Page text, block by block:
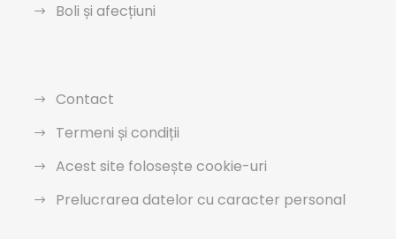
Boli și afecțiuni
Contact
Termeni și condiții
Acest site folosește cookie-uri
Prelucrarea datelor cu caracter personal